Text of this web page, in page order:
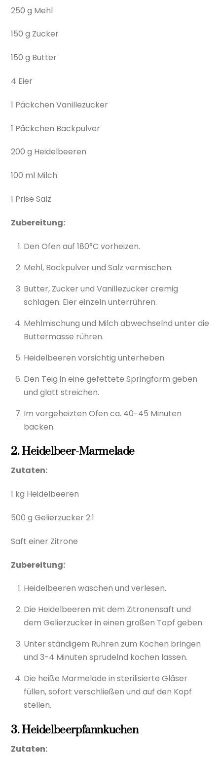
250 g Mehl
150 g Zucker
150 g Butter
4 Eier
1 Päckchen Vanillezucker
1 Päckchen Backpulver
200 g Heidelbeeren
100 ml Milch
1 Prise Salz
Zubereitung:
Den Ofen auf 180°C vorheizen.
Mehl, Backpulver und Salz vermischen.
Butter, Zucker und Vanillezucker cremig
schlagen. Eier einzeln unterrühren.
Mehlmischung und Milch abwechselnd unter die
Buttermasse rühren.
Heidelbeeren vorsichtig unterheben.
Den Teig in eine gefettete Springform geben
und glatt streichen.
Im vorgeheizten Ofen ca. 40-45 Minuten
backen.
2. Heidelbeer-Marmelade
Zutaten:
1 kg Heidelbeeren
500 g Gelierzucker 2:1
Saft einer Zitrone
Zubereitung:
Heidelbeeren waschen und verlesen.
Die Heidelbeeren mit dem Zitronensaft und
dem Gelierzucker in einen großen Topf geben.
Unter ständigem Rühren zum Kochen bringen
und 3-4 Minuten sprudelnd kochen lassen.
Die heiße Marmelade in sterilisierte Gläser
füllen, sofort verschließen und auf den Kopf
stellen.
3. Heidelbeerpfannkuchen
Zutaten: